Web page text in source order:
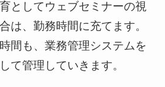
としてウェブセミナーの視
は、勤務時間に充てます。
間も、業務管理システムを
て管理していきます。